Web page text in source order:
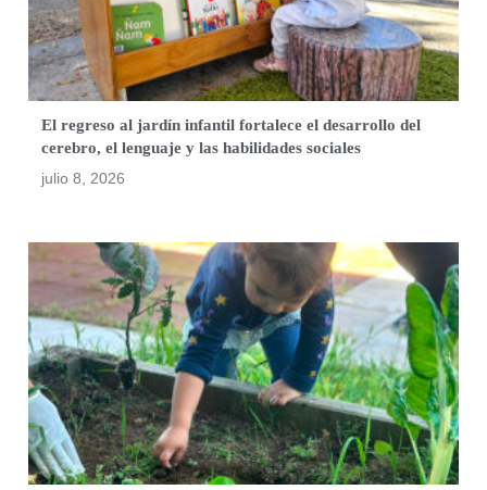
El regreso al jardín infantil fortalece el desarrollo del
cerebro, el lenguaje y las habilidades sociales
julio 8, 2026